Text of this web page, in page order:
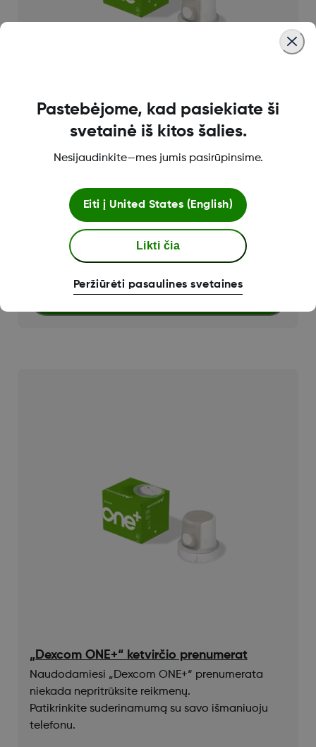
„Dexcom ONE+“ mėnesio prenumerata
niekada nepritrūksite reikmenų.
telefonu.
130,46 € 131,34 € Sužinoti daugiau
„Dexcom ONE+“ ketvirčio prenumerat
Naudodamiesi „Dexcom ONE+“ prenumerata
niekada nepritrūksite reikmenų.
Patikrinkite suderinamumą su savo išmaniuoju
telefonu.
Pastebėjome, kad pasiekiate ši
svetainė iš kitos šalies.
Nesijaudinkite—mes jumis pasirūpinsime.
Eiti į United States (English)
Likti čia
Peržiūrėti pasaulines svetaines